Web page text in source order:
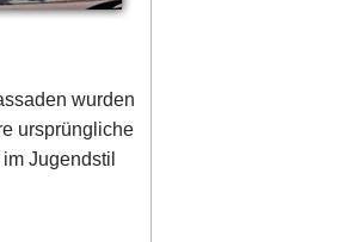
wurden
ursprüngliche
Jugendstil